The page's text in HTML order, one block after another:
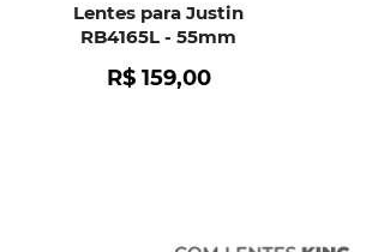
Lentes para Justin
RB4165L - 55mm
R$ 159,00